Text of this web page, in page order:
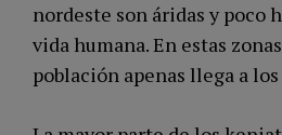
nordeste son áridas y poco
vida humana. En estas
población apenas llega a